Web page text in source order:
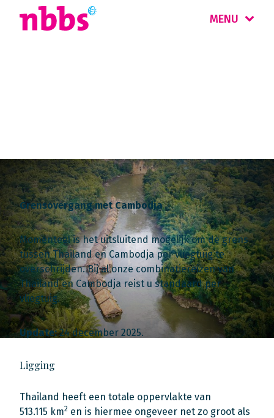
MENU
Grensovergang met Cambodja
Momenteel is het uitsluitend mogelijk om de grens
tussen Thailand en Cambodja per vliegtuig te
overschrijden. Bij al onze combinatiereizen van
Thailand en Cambodja reist u standaard per
vliegtuig.
Update:24 december 2025.
Ligging
Thailand heeft een totale oppervlakte van
513.115 km2 en is hiermee ongeveer net zo groot als